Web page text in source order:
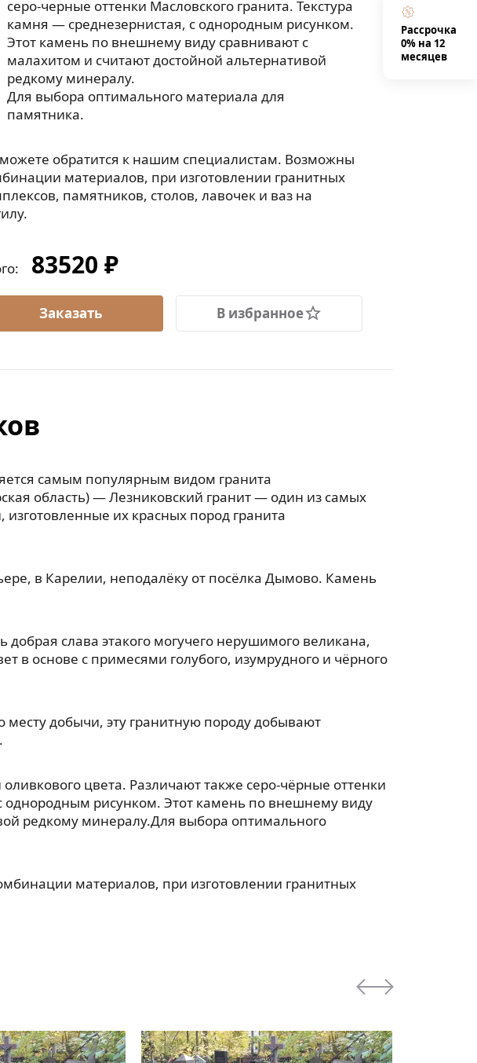
серо-черные оттенки Масловского гранита. Текстура
камня — среднезернистая, с однородным рисунком.
Этот камень по внешнему виду сравнивают с
малахитом и считают достойной альтернативой
редкому минералу.
Для выбора оптимального материала для
памятника.
обратится к нашим специалистам. Возможны
материалов, при изготовлении гранитных
памятников, столов, лавочек и ваз на
83520 ₽
В избранное
самым популярным видом гранита
область) — Лезниковский гранит — один из самых
их красных пород гранита
в Карелии, неподалёку от посёлка Дымово. Камень
добрая слава этакого могучего нерушимого великана,
в основе с примесями голубого, изумрудного и чёрного
месту добычи, эту гранитную породу добывают
цвета. Различают также серо-чёрные оттенки
однородным рисунком. Этот камень по внешнему виду
редкому минералу.Для выбора оптимального
материалов, при изготовлении гранитных
Рассрочка
0% на 12
месяцев